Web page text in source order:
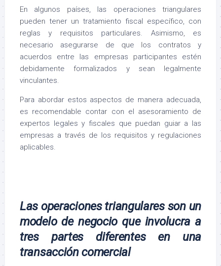
En algunos países, las operaciones triangulares
pueden tener un tratamiento fiscal específico, con
reglas y requisitos particulares. Asimismo, es
necesario asegurarse de que los contratos y
acuerdos entre las empresas participantes estén
debidamente formalizados y sean legalmente
vinculantes.
Para abordar estos aspectos de manera adecuada,
es recomendable contar con el asesoramiento de
expertos legales y fiscales que puedan guiar a las
empresas a través de los requisitos y regulaciones
aplicables.
Las operaciones triangulares son un
modelo de negocio que involucra a
tres partes diferentes en una
transacción comercial